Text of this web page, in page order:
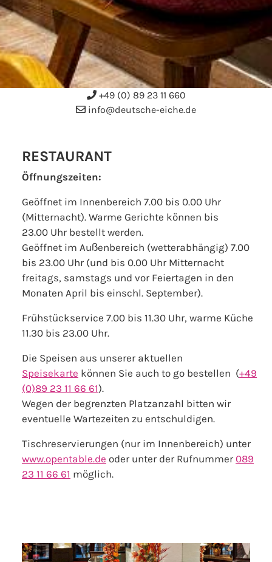
+49 (0) 89 23 11 660
info@deutsche-eiche.de
RESTAURANT
Öffnungszeiten:
Geöffnet im Innenbereich 7.00 bis 0.00 Uhr
(Mitternacht). Warme Gerichte können bis
23.00 Uhr bestellt werden.
Geöffnet im Außenbereich (wetterabhängig) 7.00
bis 23.00 Uhr (und bis 0.00 Uhr Mitternacht
freitags, samstags und vor Feiertagen in den
Monaten April bis einschl. September).
Frühstückservice 7.00 bis 11.30 Uhr, warme Küche
11.30 bis 23.00 Uhr.
Die Speisen aus unserer aktuellen
Speisekarte können Sie auch to go bestellen (+49
(0)89 23 11 66 61).
Wegen der begrenzten Platzanzahl bitten wir
eventuelle Wartezeiten zu entschuldigen.
Tischreservierungen (nur im Innenbereich) unter
www.opentable.de oder unter der Rufnummer 089
23 11 66 61 möglich.